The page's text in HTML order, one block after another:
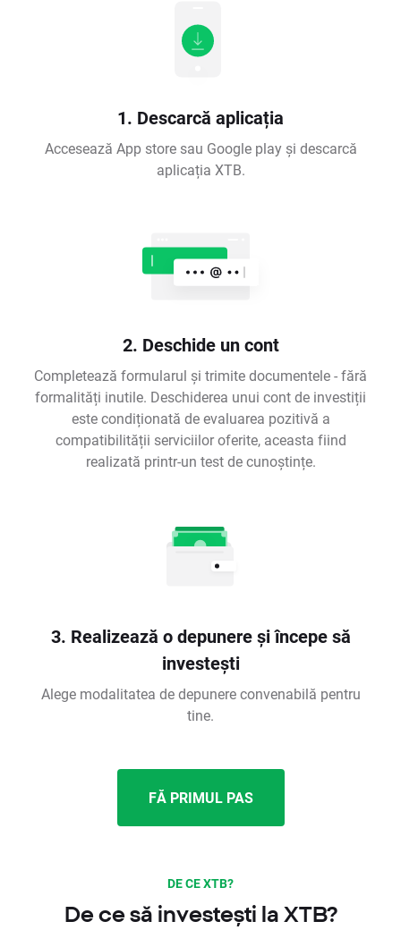
1. Descarcă aplicația
Accesează App store sau Google play și descarcă
aplicația XTB.
2. Deschide un cont
Completează formularul și trimite documentele - fără
formalități inutile. Deschiderea unui cont de investiții
este condiționată de evaluarea pozitivă a
compatibilității serviciilor oferite, aceasta fiind
realizată printr-un test de cunoștințe.
3. Realizează o depunere și începe să
investești
Alege modalitatea de depunere convenabilă pentru
tine.
FĂ PRIMUL PAS
DE CE XTB?
De ce să investești la XTB?